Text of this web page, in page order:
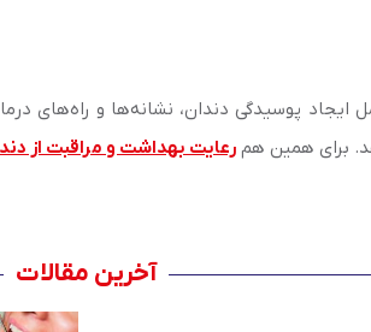
ایجاد پوسیدگی دندان، نشانه‌ها و راه‌های
برای همین هم رعایت بهداشت و مراقبت از
آخرین مقالات